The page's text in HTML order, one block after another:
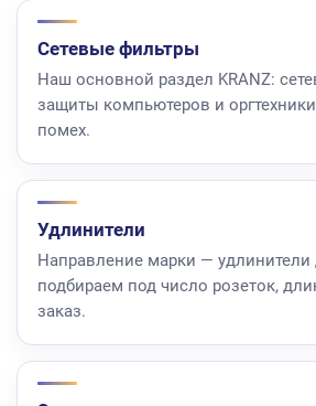
Сетевые фильтры
Наш основной раздел KRANZ:
защиты компьютеров и оргтехники
помех.
Удлинители
Направление марки — удлинители
подбираем под число розеток,
заказ.